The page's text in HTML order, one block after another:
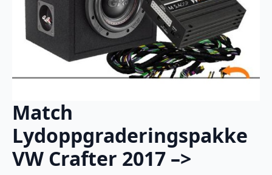
Match
Lydoppgraderingspakke
VW Crafter 2017 –>